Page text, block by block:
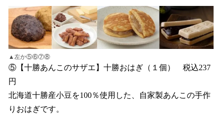
▲左か⑤⑥⑦⑧
⑤【十勝あんこのサザエ】十勝おはぎ（１個） 税込237
円
北海道十勝産小豆を100％使用した、自家製あんこの手作
りおはぎです。